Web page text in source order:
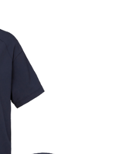
資訊註冊。若發現惡意使用之情形，
戶之使用額度並採取法律行動。